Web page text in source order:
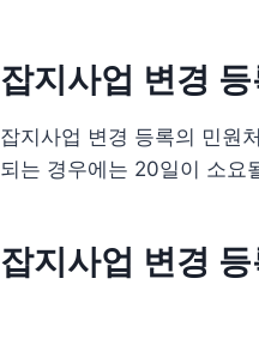
잡지사업 변경
잡지사업 변경 등록의 민원
되는 경우에는 20일이 소요
잡지사업 변경